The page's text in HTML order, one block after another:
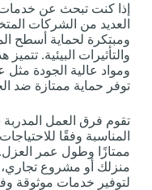
إذا كنت تبحث عن
العديد من الشركات
ومبتكرة لحماية أسطح
والتأثيرات البيئية.
ومواد عالية الجودة مثل
توفر حماية ممتازة ضد
تقوم فرق العمل المدربة
المناسبة وفقًا
ممتازًا وطول عمر
منزلك أو مشروع
لتوفير خدمات موثوقة